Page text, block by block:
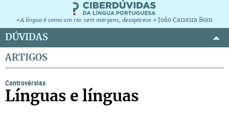
«A língua é como um rio: sem margens, desaparece.» João Carreira Bom
DÚVIDAS
ARTIGOS
Controvérsias
Línguas e línguas